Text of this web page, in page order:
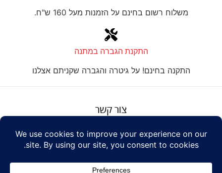
משלוח רשום בחינם על הזמנות מעל 160 ש"ח.
התקנת הגברה במתנה
התקנה בחינם! על גיטרה והגברה שקניתם אצלנו
צור קשר
על טנור